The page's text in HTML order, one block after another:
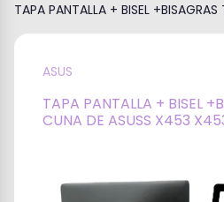
TAPA PANTALLA + BISEL
ASUS
TAPA PANTALLA + BISEL
CUNA DE ASUSS X453